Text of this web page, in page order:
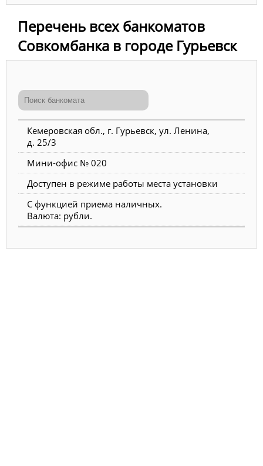
Перечень всех банкоматов
Совкомбанка в городе Гурьевск
Кемеровская обл., г. Гурьевск, ул. Ленина,
д. 25/3
Мини-офис № 020
Доступен в режиме работы места установки
С функцией приема наличных.
Валюта: рубли.